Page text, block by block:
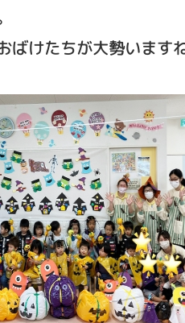
ばけたちが大勢います